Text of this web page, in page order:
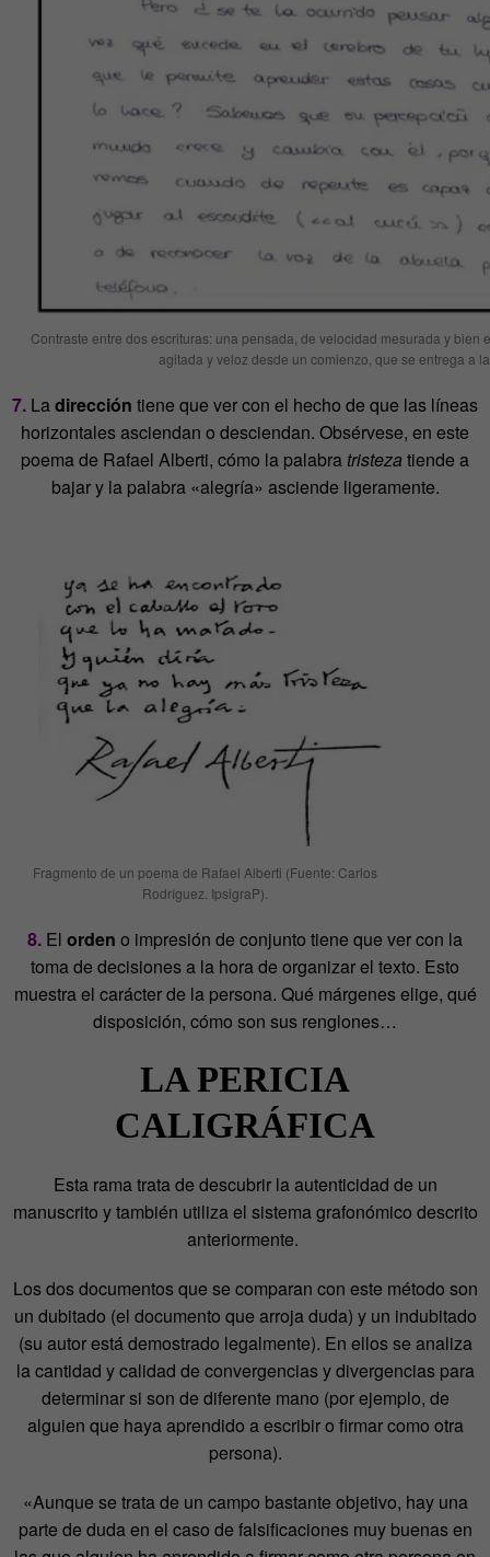
Contraste entre dos escrituras: una pensada, de velocidad mesurada y
agitada y veloz desde un comienzo, que se entrega a
7. Ladirección tiene que ver con el hecho de que las líneas
horizontales asciendan o desciendan. Obsérvese, en este
poema de Rafael Alberti, cómo la palabra tristeza tiende a
bajar y la palabra «alegría» asciende ligeramente.
Fragmento de un poema de Rafael Alberti (Fuente: Carlos
Rodríguez. IpsigraP).
8. El orden o impresión de conjunto tiene que ver con la
toma de decisiones a la hora de organizar el texto. Esto
muestra el carácter de la persona. Qué márgenes elige, qué
disposición, cómo son sus renglones…
LA PERICIA
CALIGRÁFICA
Esta rama trata de descubrir la autenticidad de un
manuscrito y también utiliza el sistema grafonómico descrito
anteriormente.
Los dos documentos que se comparan con este método son
un dubitado (el documento que arroja duda) y un indubitado
(su autor está demostrado legalmente). En ellos se analiza
la cantidad y calidad de convergencias y divergencias para
determinar si son de diferente mano (por ejemplo, de
alguien que haya aprendido a escribir o firmar como otra
persona).
«Aunque se trata de un campo bastante objetivo, hay una
parte de duda en el caso de falsificaciones muy buenas en